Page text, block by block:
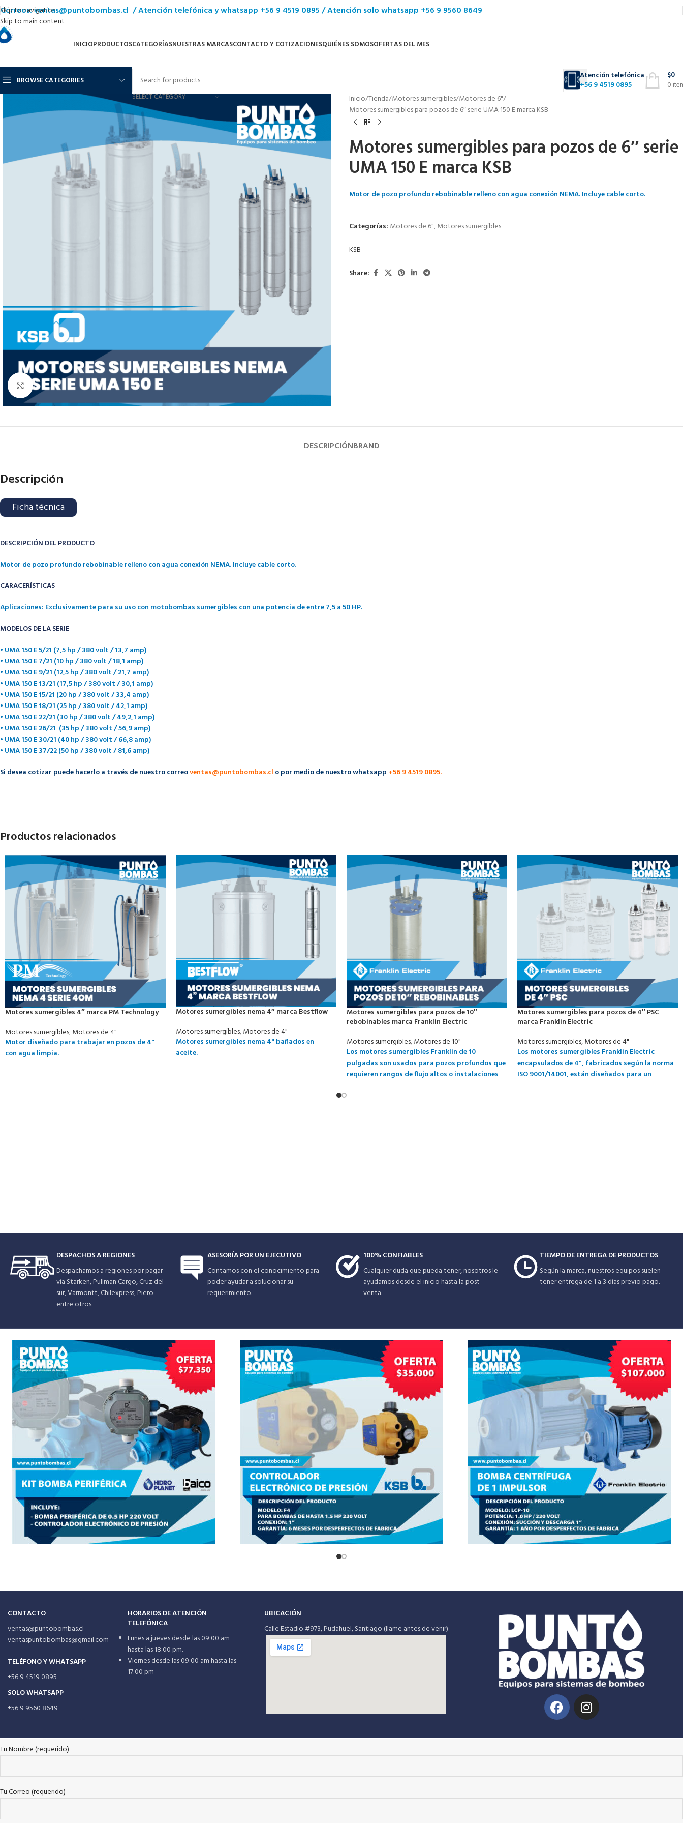
Skip to navigation
Skip to main content
Correos: ventas@puntobombas.cl / Atención telefónica y whatsapp +56 9 4519 0895 / Atención solo whatsapp +56 9 9560 8649
INICIOPRODUCTOSCATEGORÍASNUESTRAS MARCASCONTACTO Y COTIZACIONESQUIÉNES SOMOSOFERTAS DEL MES
BROWSE CATEGORIES
SELECT CATEGORY
Atención telefónica
+56 9 4519 0895
0
$0
Click to enlarge
Inicio Tienda Motores sumergibles Motores de 6"
Motores sumergibles para pozos de 6″ serie UMA 150 E marca KSB
Motores sumergibles para pozos de 6″ serie
UMA 150 E marca KSB
Motor de pozo profundo rebobinable relleno con agua conexión NEMA. Incluye cable corto.
Categorías: Motores de 6",Motores sumergibles
KSB
Share:
DESCRIPCIÓNBRAND
Descripción
Ficha técnica
DESCRIPCIÓN DEL PRODUCTO
Motor de pozo profundo rebobinable relleno con agua conexión NEMA. Incluye cable corto.
CARACERÍSTICAS
Aplicaciones: Exclusivamente para su uso con motobombas sumergibles con una potencia de entre 7,5 a 50 HP.
MODELOS DE LA SERIE
• UMA 150 E 5/21 (7,5 hp / 380 volt / 13,7 amp)
• UMA 150 E 7/21 (10 hp / 380 volt / 18,1 amp)
• UMA 150 E 9/21 (12,5 hp / 380 volt / 21,7 amp)
• UMA 150 E 13/21 (17,5 hp / 380 volt / 30,1 amp)
• UMA 150 E 15/21 (20 hp / 380 volt / 33,4 amp)
• UMA 150 E 18/21 (25 hp / 380 volt / 42,1 amp)
• UMA 150 E 22/21 (30 hp / 380 volt / 49,2,1 amp)
• UMA 150 E 26/21 (35 hp / 380 volt / 56,9 amp)
• UMA 150 E 30/21 (40 hp / 380 volt / 66,8 amp)
• UMA 150 E 37/22 (50 hp / 380 volt / 81,6 amp)
Si desea cotizar puede hacerlo a través de nuestro correoventas@puntobombas.cl o por medio de nuestro whatsapp +56 9 4519 0895.
Productos relacionados
Motores sumergibles 4″ marca PM Technology
Motores sumergibles,Motores de 4"
Motor diseñado para trabajar en pozos de 4"
con agua limpia.
Motores sumergibles nema 4″ marca Bestflow
Motores sumergibles,Motores de 4"
Motores sumergibles nema 4" bañados en
aceite.
Motores sumergibles para pozos de 10″
rebobinables marca Franklin Electric
Motores sumergibles,Motores de 10"
Los motores sumergibles Franklin de 10
pulgadas son usados para pozos profundos que
requieren rangos de flujo altos o instalaciones
Motores sumergibles para pozos de 4″ PSC
marca Franklin Electric
Motores sumergibles,Motores de 4"
Los motores sumergibles Franklin Electric
encapsulados de 4", fabricados según la norma
ISO 9001/14001, están diseñados para un
DESPACHOS A REGIONES
Despachamos a regiones por pagar
vía Starken, Pullman Cargo, Cruz del
sur, Varmontt, Chilexpress, Piero
entre otros.
ASESORÍA POR UN EJECUTIVO
Contamos con el conocimiento para
poder ayudar a solucionar su
requerimiento.
100% CONFIABLES
Cualquier duda que pueda tener, nosotros le
ayudamos desde el inicio hasta la post
venta.
TIEMPO DE ENTREGA DE PRODUCTOS
Según la marca, nuestros equipos suelen
tener entrega de 1 a 3 días previo pago.
CONTACTO
ventas@puntobombas.cl
ventaspuntobombas@gmail.com
TELÉFONO Y WHATSAPP
+56 9 4519 0895
SOLO WHATSAPP
+56 9 9560 8649
HORARIOS DE ATENCIÓN
TELEFÓNICA
Lunes a jueves desde las 09:00 am
hasta las 18:00 pm.
Viernes desde las 09:00 am hasta las
17:00 pm
UBICACIÓN
Calle Estadio #973, Pudahuel, Santiago (llame antes de venir)
Tu Nombre (requerido)
Tu Correo (requerido)